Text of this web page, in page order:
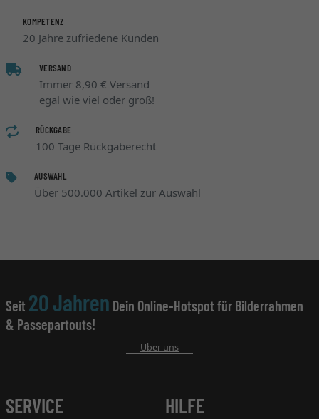
KOMPETENZ
20 Jahre zufriedene Kunden
VERSAND
Immer 8,90 € Versand
egal wie viel oder groß!
RÜCKGABE
100 Tage Rückgaberecht
AUSWAHL
Über 500.000 Artikel zur Auswahl
Seit 20 Jahren Dein Online-Hotspot für Bilderrahmen
& Passepartouts!
Über uns
SERVICE HILFE